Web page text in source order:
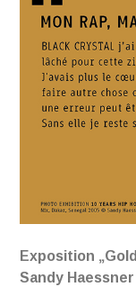
Exposition
Sandy Haessner